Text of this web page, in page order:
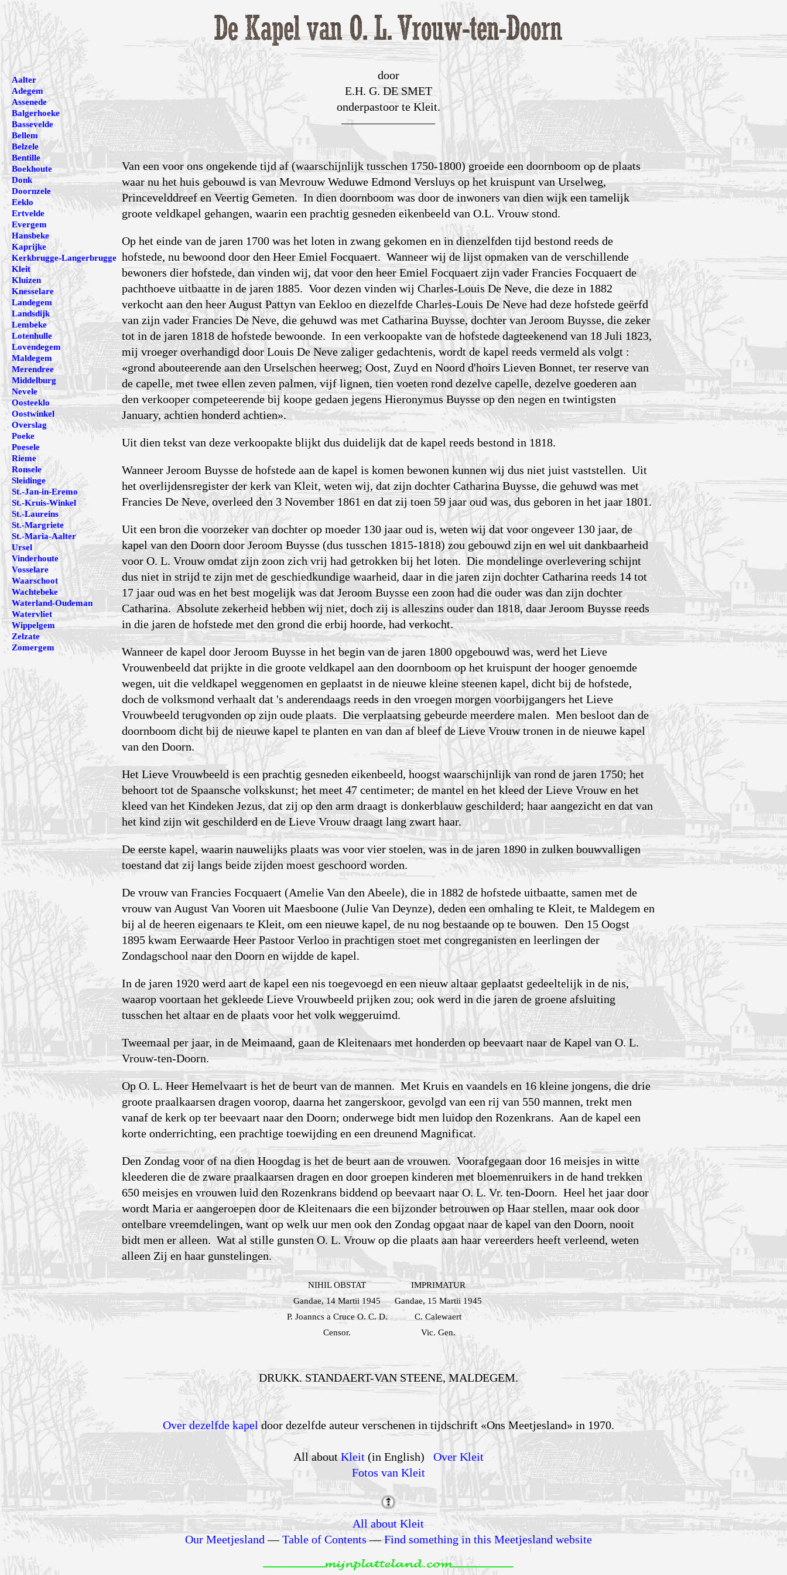
door
E.H. G. DE SMET
onderpastoor te Kleit.
————————
Van een voor ons ongekende tijd af (waarschijnlijk tusschen 1750-1800) groeide een doornboom op de plaats
waar nu het huis gebouwd is van Mevrouw Weduwe Edmond Versluys op het kruispunt van Urselweg,
Princevelddreef en Veertig Gemeten. In dien doornboom was door de inwoners van dien wijk een tamelijk
groote veldkapel gehangen, waarin een prachtig gesneden eikenbeeld van O.L. Vrouw stond.
Op het einde van de jaren 1700 was het loten in zwang gekomen en in dienzelfden tijd bestond reeds de
hofstede, nu bewoond door den Heer Emiel Focquaert. Wanneer wij de lijst opmaken van de verschillende
bewoners dier hofstede, dan vinden wij, dat voor den heer Emiel Focquaert zijn vader Francies Focquaert de
pachthoeve uitbaatte in de jaren 1885. Voor dezen vinden wij Charles-Louis De Neve, die deze in 1882
verkocht aan den heer August Pattyn van Eekloo en diezelfde Charles-Louis De Neve had deze hofstede geërfd
van zijn vader Francies De Neve, die gehuwd was met Catharina Buysse, dochter van Jeroom Buysse, die zeker
tot in de jaren 1818 de hofstede bewoonde. In een verkoopakte van de hofstede dagteekenend van 18 Juli 1823,
mij vroeger overhandigd door Louis De Neve zaliger gedachtenis, wordt de kapel reeds vermeld als volgt :
«grond abouteerende aan den Urselschen heerweg; Oost, Zuyd en Noord d'hoirs Lieven Bonnet, ter reserve van
de capelle, met twee ellen zeven palmen, vijf lignen, tien voeten rond dezelve capelle, dezelve goederen aan
den verkooper competeerende bij koope gedaen jegens Hieronymus Buysse op den negen en twintigsten
January, achtien honderd achtien».
Uit dien tekst van deze verkoopakte blijkt dus duidelijk dat de kapel reeds bestond in 1818.
Wanneer Jeroom Buysse de hofstede aan de kapel is komen bewonen kunnen wij dus niet juist vaststellen. Uit
het overlijdensregister der kerk van Kleit, weten wij, dat zijn dochter Catharina Buysse, die gehuwd was met
Francies De Neve, overleed den 3 November 1861 en dat zij toen 59 jaar oud was, dus geboren in het jaar 1801.
Uit een bron die voorzeker van dochter op moeder 130 jaar oud is, weten wij dat voor ongeveer 130 jaar, de
kapel van den Doorn door Jeroom Buysse (dus tusschen 1815-1818) zou gebouwd zijn en wel uit dankbaarheid
voor O. L. Vrouw omdat zijn zoon zich vrij had getrokken bij het loten. Die mondelinge overlevering schijnt
dus niet in strijd te zijn met de geschiedkundige waarheid, daar in die jaren zijn dochter Catharina reeds 14 tot
17 jaar oud was en het best mogelijk was dat Jeroom Buysse een zoon had die ouder was dan zijn dochter
Catharina. Absolute zekerheid hebben wij niet, doch zij is alleszins ouder dan 1818, daar Jeroom Buysse reeds
in die jaren de hofstede met den grond die erbij hoorde, had verkocht.
Wanneer de kapel door Jeroom Buysse in het begin van de jaren 1800 opgebouwd was, werd het Lieve
Vrouwenbeeld dat prijkte in die groote veldkapel aan den doornboom op het kruispunt der hooger genoemde
wegen, uit die veldkapel weggenomen en geplaatst in de nieuwe kleine steenen kapel, dicht bij de hofstede,
doch de volksmond verhaalt dat 's anderendaags reeds in den vroegen morgen voorbijgangers het Lieve
Vrouwbeeld terugvonden op zijn oude plaats. Die verplaatsing gebeurde meerdere malen. Men besloot dan de
doornboom dicht bij de nieuwe kapel te planten en van dan af bleef de Lieve Vrouw tronen in de nieuwe kapel
van den Doorn.
Het Lieve Vrouwbeeld is een prachtig gesneden eikenbeeld, hoogst waarschijnlijk van rond de jaren 1750; het
behoort tot de Spaansche volkskunst; het meet 47 centimeter; de mantel en het kleed der Lieve Vrouw en het
kleed van het Kindeken Jezus, dat zij op den arm draagt is donkerblauw geschilderd; haar aangezicht en dat van
het kind zijn wit geschilderd en de Lieve Vrouw draagt lang zwart haar.
De eerste kapel, waarin nauwelijks plaats was voor vier stoelen, was in de jaren 1890 in zulken bouwvalligen
toestand dat zij langs beide zijden moest geschoord worden.
De vrouw van Francies Focquaert (Amelie Van den Abeele), die in 1882 de hofstede uitbaatte, samen met de
vrouw van August Van Vooren uit Maesboone (Julie Van Deynze), deden een omhaling te Kleit, te Maldegem en
bij al de heeren eigenaars te Kleit, om een nieuwe kapel, de nu nog bestaande op te bouwen. Den 15 Oogst
1895 kwam Eerwaarde Heer Pastoor Verloo in prachtigen stoet met congreganisten en leerlingen der
Zondagschool naar den Doorn en wijdde de kapel.
In de jaren 1920 werd aart de kapel een nis toegevoegd en een nieuw altaar geplaatst gedeeltelijk in de nis,
waarop voortaan het gekleede Lieve Vrouwbeeld prijken zou; ook werd in die jaren de groene afsluiting
tusschen het altaar en de plaats voor het volk weggeruimd.
Tweemaal per jaar, in de Meimaand, gaan de Kleitenaars met honderden op beevaart naar de Kapel van O. L.
Vrouw-ten-Doorn.
Op O. L. Heer Hemelvaart is het de beurt van de mannen. Met Kruis en vaandels en 16 kleine jongens, die drie
groote praalkaarsen dragen voorop, daarna het zangerskoor, gevolgd van een rij van 550 mannen, trekt men
vanaf de kerk op ter beevaart naar den Doorn; onderwege bidt men luidop den Rozenkrans. Aan de kapel een
korte onderrichting, een prachtige toewijding en een dreunend Magnificat.
Den Zondag voor of na dien Hoogdag is het de beurt aan de vrouwen. Voorafgegaan door 16 meisjes in witte
kleederen die de zware praalkaarsen dragen en door groepen kinderen met bloemenruikers in de hand trekken
650 meisjes en vrouwen luid den Rozenkrans biddend op beevaart naar O. L. Vr. ten-Doorn. Heel het jaar door
wordt Maria er aangeroepen door de Kleitenaars die een bijzonder betrouwen op Haar stellen, maar ook door
ontelbare vreemdelingen, want op welk uur men ook den Zondag opgaat naar de kapel van den Doorn, nooit
bidt men er alleen. Wat al stille gunsten O. L. Vrouw op die plaats aan haar vereerders heeft verleend, weten
alleen Zij en haar gunstelingen.
NIHIL OBSTAT
Gandae, 14 Martii 1945
P. Joanncs a Cruce O. C. D.
Censor.
IMPRIMATUR
Gandae, 15 Martii 1945
C. Calewaert
Vic. Gen.
DRUKK. STANDAERT-VAN STEENE, MALDEGEM.
Over dezelfde kapeldoor dezelfde auteur verschenen in tijdschrift «Ons Meetjesland» in 1970.
All about Kleit(in English) Over Kleit
Fotos van Kleit
All about Kleit
Our Meetjesland—Table of Contents—Find something in this Meetjesland website
Aalter
Adegem
Assenede
Balgerhoeke
Bassevelde
Bellem
Belzele
Bentille
Boekhoute
Donk
Doornzele
Eeklo
Ertvelde
Evergem
Hansbeke
Kaprijke
Kerkbrugge-Langerbrugge
Kleit
Kluizen
Knesselare
Landegem
Landsdijk
Lembeke
Lotenhulle
Lovendegem
Maldegem
Merendree
Middelburg
Nevele
Oosteeklo
Oostwinkel
Overslag
Poeke
Poesele
Rieme
Ronsele
Sleidinge
St.-Jan-in-Eremo
St.-Kruis-Winkel
St.-Laureins
St.-Margriete
St.-Maria-Aalter
Ursel
Vinderhoute
Vosselare
Waarschoot
Wachtebeke
Waterland-Oudeman
Watervliet
Wippelgem
Zelzate
Zomergem